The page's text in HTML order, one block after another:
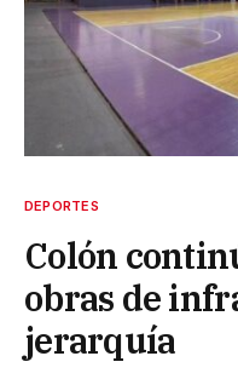
DEPORTES
Colón
obras de
jerarquía